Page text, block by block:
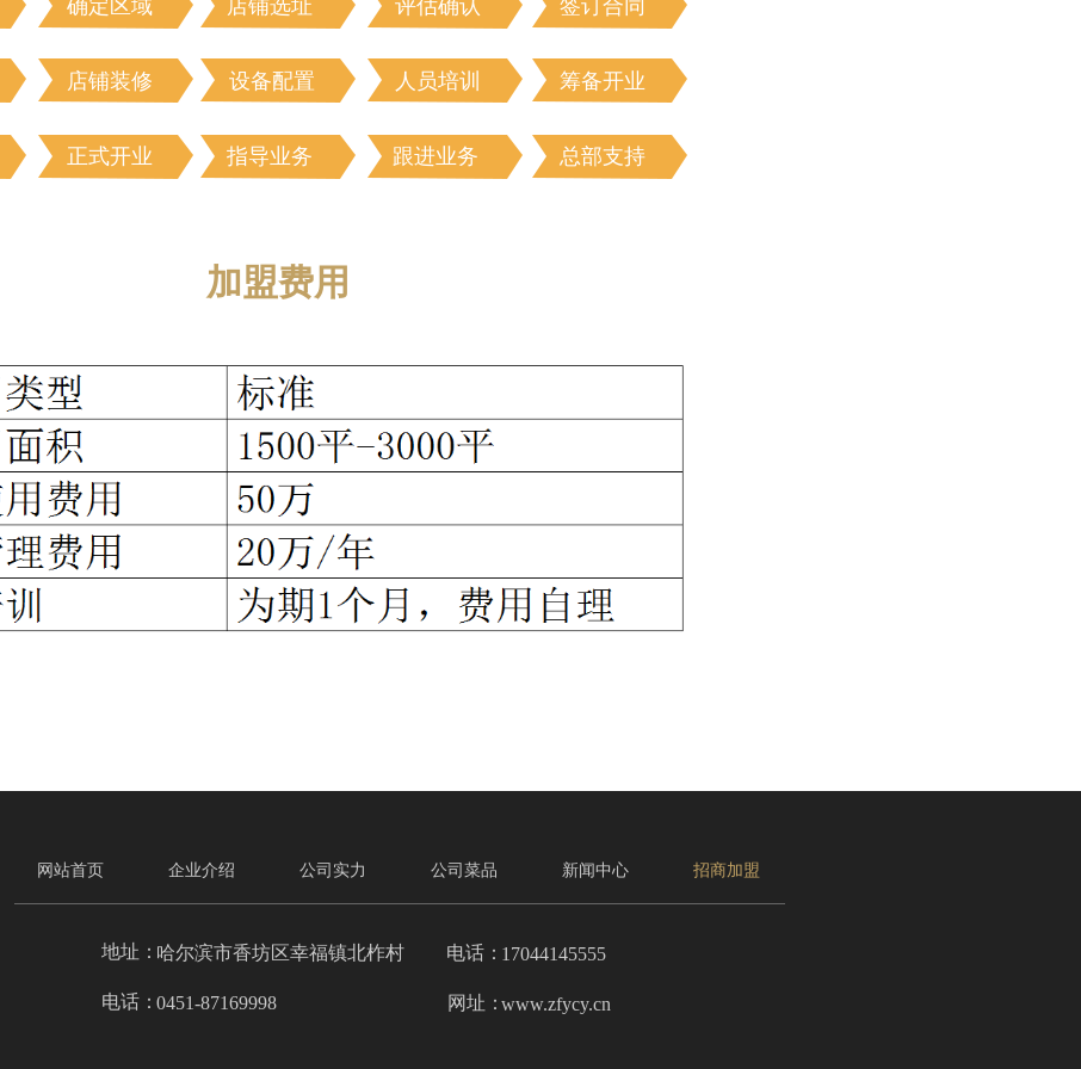
确定区域 店铺选址 评估确认 签订合同
店铺装修 设备配置 人员培训 筹备开业
正式开业 指导业务 跟进业务 总部支持
加盟费用
网站首页 企业介绍 公司实力 公司菜品 新闻中心 招商加盟
地址：
电话：
电话：
网址：
哈尔滨市香坊区幸福镇北柞村
0451-87169998
17044145555
www.zfycy.cn